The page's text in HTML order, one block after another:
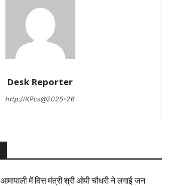
Desk Reporter
http://KPcs@2025-26
आमापाली में वित्त मंत्री श्री ओपी चौधरी ने लगाई जन